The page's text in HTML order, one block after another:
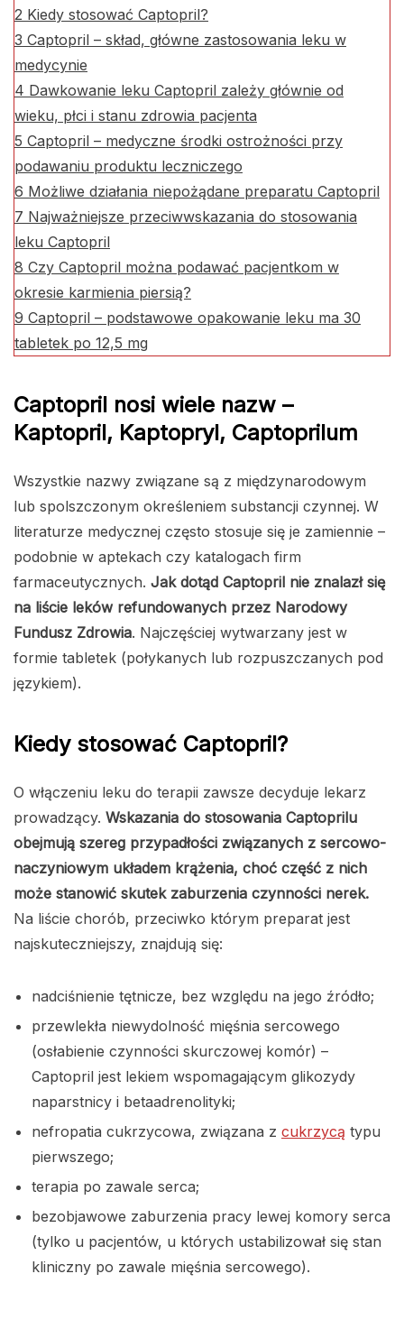
2 Kiedy stosować Captopril?
3 Captopril – skład, główne zastosowania leku w
medycynie
4 Dawkowanie leku Captopril zależy głównie od
wieku, płci i stanu zdrowia pacjenta
5 Captopril – medyczne środki ostrożności przy
podawaniu produktu leczniczego
6 Możliwe działania niepożądane preparatu Captopril
7 Najważniejsze przeciwwskazania do stosowania
leku Captopril
8 Czy Captopril można podawać pacjentkom w
okresie karmienia piersią?
9 Captopril – podstawowe opakowanie leku ma 30
tabletek po 12,5 mg
Captopril nosi wiele nazw –
Kaptopril, Kaptopryl, Captoprilum
Wszystkie nazwy związane są z międzynarodowym
lub spolszczonym określeniem substancji czynnej. W
literaturze medycznej często stosuje się je zamiennie –
podobnie w aptekach czy katalogach firm
farmaceutycznych. Jak dotąd Captopril nie znalazł się
na liście leków refundowanych przez Narodowy
Fundusz Zdrowia. Najczęściej wytwarzany jest w
formie tabletek (połykanych lub rozpuszczanych pod
językiem).
Kiedy stosować Captopril?
O włączeniu leku do terapii zawsze decyduje lekarz
prowadzący. Wskazania do stosowania Captoprilu
obejmują szereg przypadłości związanych z sercowo-
naczyniowym układem krążenia, choć część z nich
może stanowić skutek zaburzenia czynności nerek.
Na liście chorób, przeciwko którym preparat jest
najskuteczniejszy, znajdują się:
nadciśnienie tętnicze, bez względu na jego źródło;
przewlekła niewydolność mięśnia sercowego
(osłabienie czynności skurczowej komór) –
Captopril jest lekiem wspomagającym glikozydy
naparstnicy i betaadrenolityki;
nefropatia cukrzycowa, związana z cukrzycą typu
pierwszego;
terapia po zawale serca;
bezobjawowe zaburzenia pracy lewej komory serca
(tylko u pacjentów, u których ustabilizował się stan
kliniczny po zawale mięśnia sercowego).